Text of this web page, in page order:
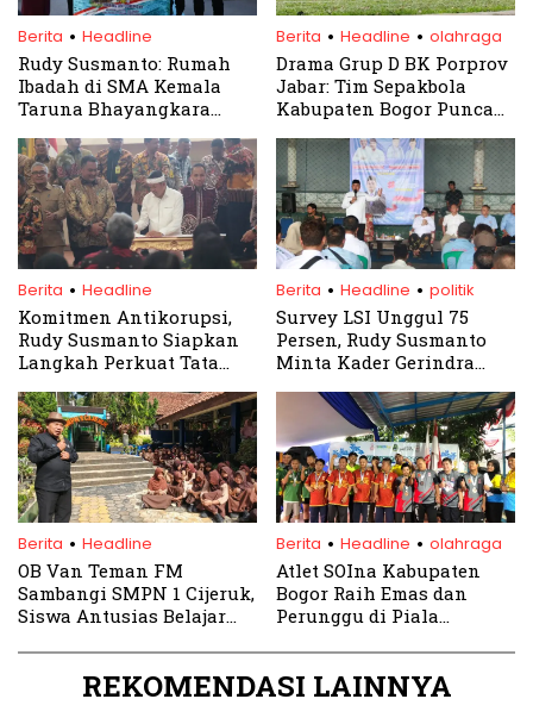
Berita . Headline
Rudy Susmanto: Rumah
Ibadah di SMA Kemala
Taruna Bhayangkara
pembentukan karakter
Berita . Headline . olahraga
Drama Grup D BK Porprov
Jabar: Tim Sepakbola
Kabupaten Bogor Puncaki
Lawan Depok
Berita . Headline
Komitmen Antikorupsi,
Rudy Susmanto Siapkan
Langkah Perkuat Tata
Berita . Headline . politik
Survey LSI Unggul 75
Persen, Rudy Susmanto
Minta Kader Gerindra
Berita . Headline
OB Van Teman FM
Sambangi SMPN 1 Cijeruk,
Siswa Antusias Belajar
Berita . Headline . olahraga
Atlet SOIna Kabupaten
Bogor Raih Emas dan
Perunggu di Piala
REKOMENDASI LAINNYA